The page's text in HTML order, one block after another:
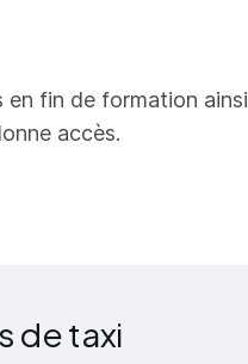
/ 3h30
/ 3h30
fin de formation ainsi
accès.
de taxi